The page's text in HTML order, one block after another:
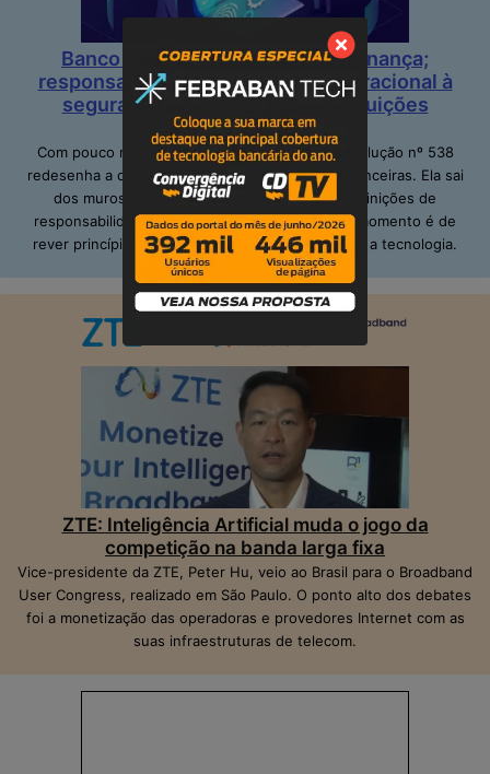
Banco Central impõe mais governança;
responsabilidade e resiliência operacional à
segurança cibernética nas instituições
financeiras
Com pouco mais de dois meses em vigor, a resolução nº 538
redesenha a cibersegurança nas instituições financeiras. Ela sai
dos muros da TI ao definir papéis claros e definições de
responsabilidades, inclusive no alto escalão. O momento é de
rever princípios; adequar pessoas e de repensar a tecnologia.
ZTE: Inteligência Artificial muda o jogo da
competição na banda larga fixa
Vice-presidente da ZTE, Peter Hu, veio ao Brasil para o Broadband
User Congress, realizado em São Paulo. O ponto alto dos debates
foi a monetização das operadoras e provedores Internet com as
suas infraestruturas de telecom.